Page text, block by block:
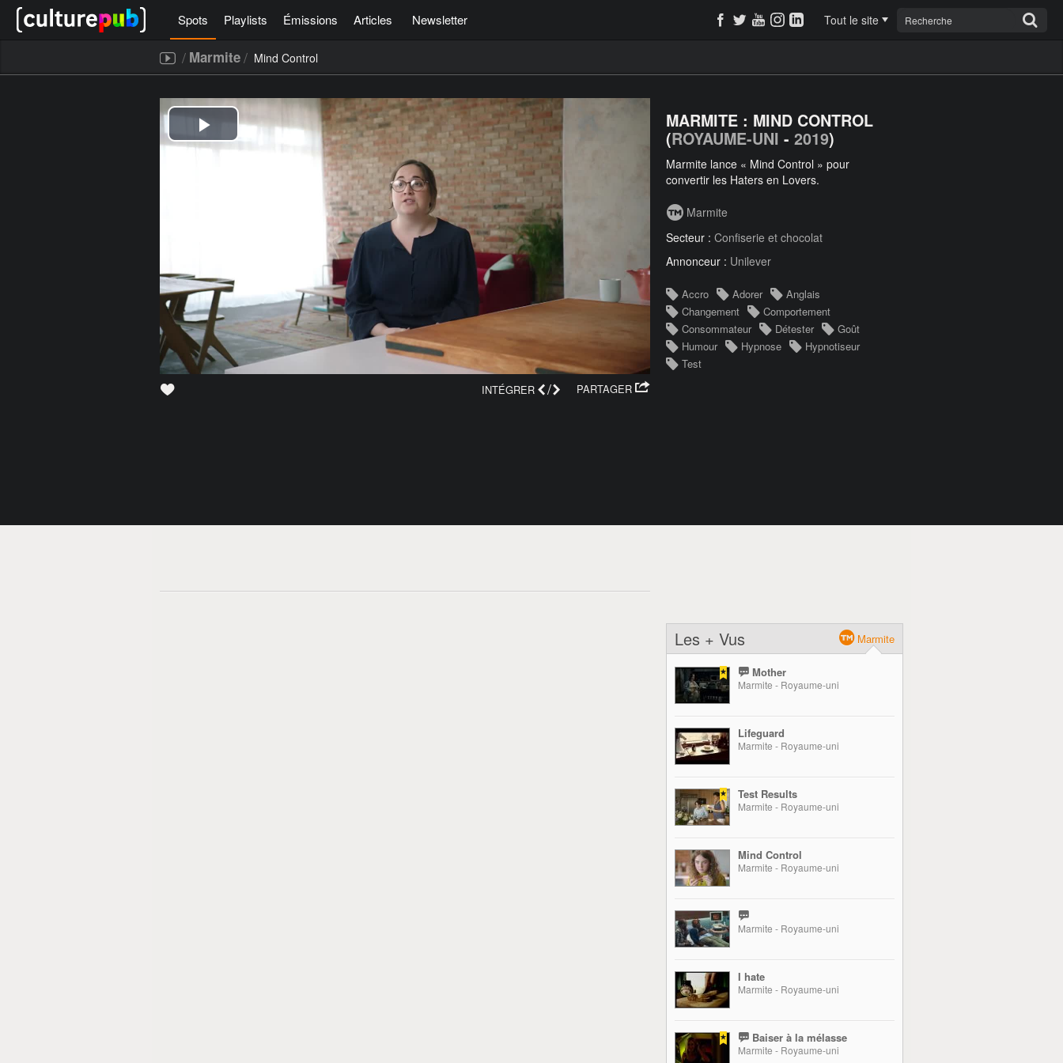
Spots Playlists Émissions Articles Newsletter Tout le site
/ Marmite/ Mind Control
PARTAGER
INTÉGRER /
MARMITE : MIND CONTROL
(ROYAUME-UNI - 2019)
Marmite lance « Mind Control » pour
convertir les Haters en Lovers.
Marmite
Secteur : Confiserie et chocolat
Annonceur : Unilever
Accro Adorer
Anglais
Changement
Comportement
Consommateur
Détester
Goût
Humour
Hypnose
Hypnotiseur
Test
Les + Vus Marmite
Mother
Marmite - Royaume-uni
Lifeguard
Marmite - Royaume-uni
Test Results
Marmite - Royaume-uni
Mind Control
Marmite - Royaume-uni
Marmite - Royaume-uni
I hate
Marmite - Royaume-uni
Baiser à la mélasse
Marmite - Royaume-uni